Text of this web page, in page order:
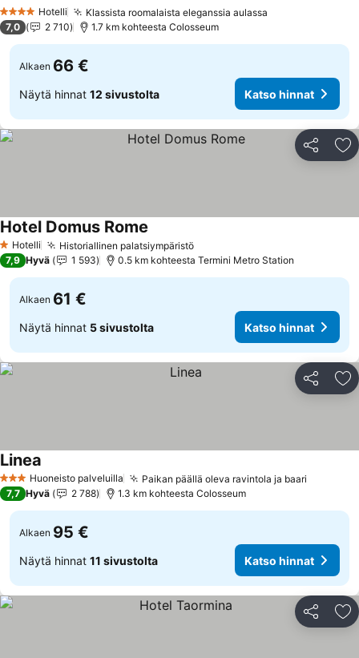
4 Tähtiluokitus
Hotelli Klassista roomalaista eleganssia aulassa
7,0 2 710 1.7 km kohteesta Colosseum
Alkaen 66 €
Näytä hinnat 12 sivustolta Katso hinnat
Jaa
1 Tähtiluokitus
Hotelli Historiallinen palatsiympäristöKatso hinnat
Hotel Domus Rome
7,9 Hyvä 1 593 0.5 km kohteesta Termini Metro Station
Alkaen 61 €
Näytä hinnat 5 sivustolta Katso hinnat
Jaa
3 Tähtiluokitus
Huoneisto palveluilla Paikan päällä oleva ravintola ja baari
Linea
7,7 Hyvä 2 788 1.3 km kohteesta Colosseum
Alkaen 95 €
Näytä hinnat 11 sivustolta Katso hinnat
Jaa